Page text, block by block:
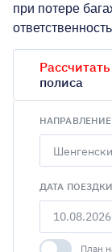
при потере
полиса
НАПРАВЛЕНИЕ
ДАТА
План